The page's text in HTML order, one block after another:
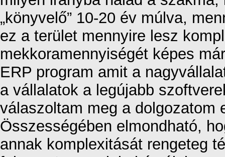
„könyvelő” 10-20 év múlva,
ez a terület mennyire lesz
mekkoramennyiségét képes
ERP program amit a
a vállalatok a legújabb
válaszoltam meg a dolgozatom
Összességében elmondható,
annak komplexitását rengeteg